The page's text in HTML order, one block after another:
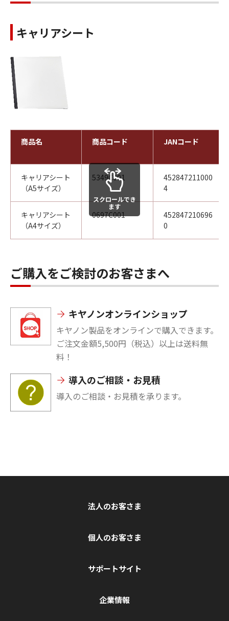
キャリアシート
商品名 商品コード JANコード
キャリアシート
（A5サイズ）
5349C001
452847211000
4
キャリアシート
（A4サイズ）
0697C001
452847210696
0
スクロールでき
ます
ご購入をご検討のお客さまへ
キヤノンオンラインショップ
キヤノン製品をオンラインで購入できます。
ご注文金額5,500円（税込）以上は送料無
料！
導入のご相談・お見積
導入のご相談・お見積を承ります。
法人のお客さま
個人のお客さま
サポートサイト
企業情報